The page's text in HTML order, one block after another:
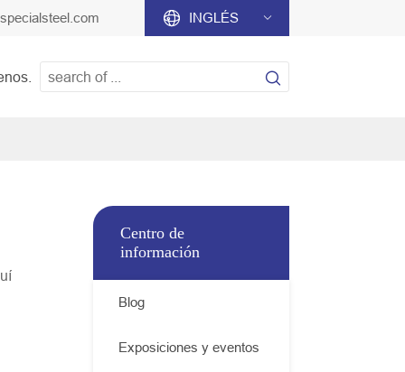
 INGLÉS 

Centro de
información
Blog
Exposiciones y eventos